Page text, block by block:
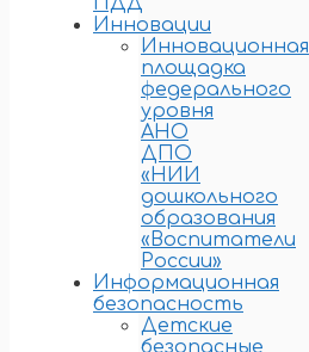
Инновации
Инновационная
площадка
федерального
уровня
АНО
ДПО
«НИИ
дошкольного
образования
«Воспитатели
России»
Информационная
безопасность
Детские